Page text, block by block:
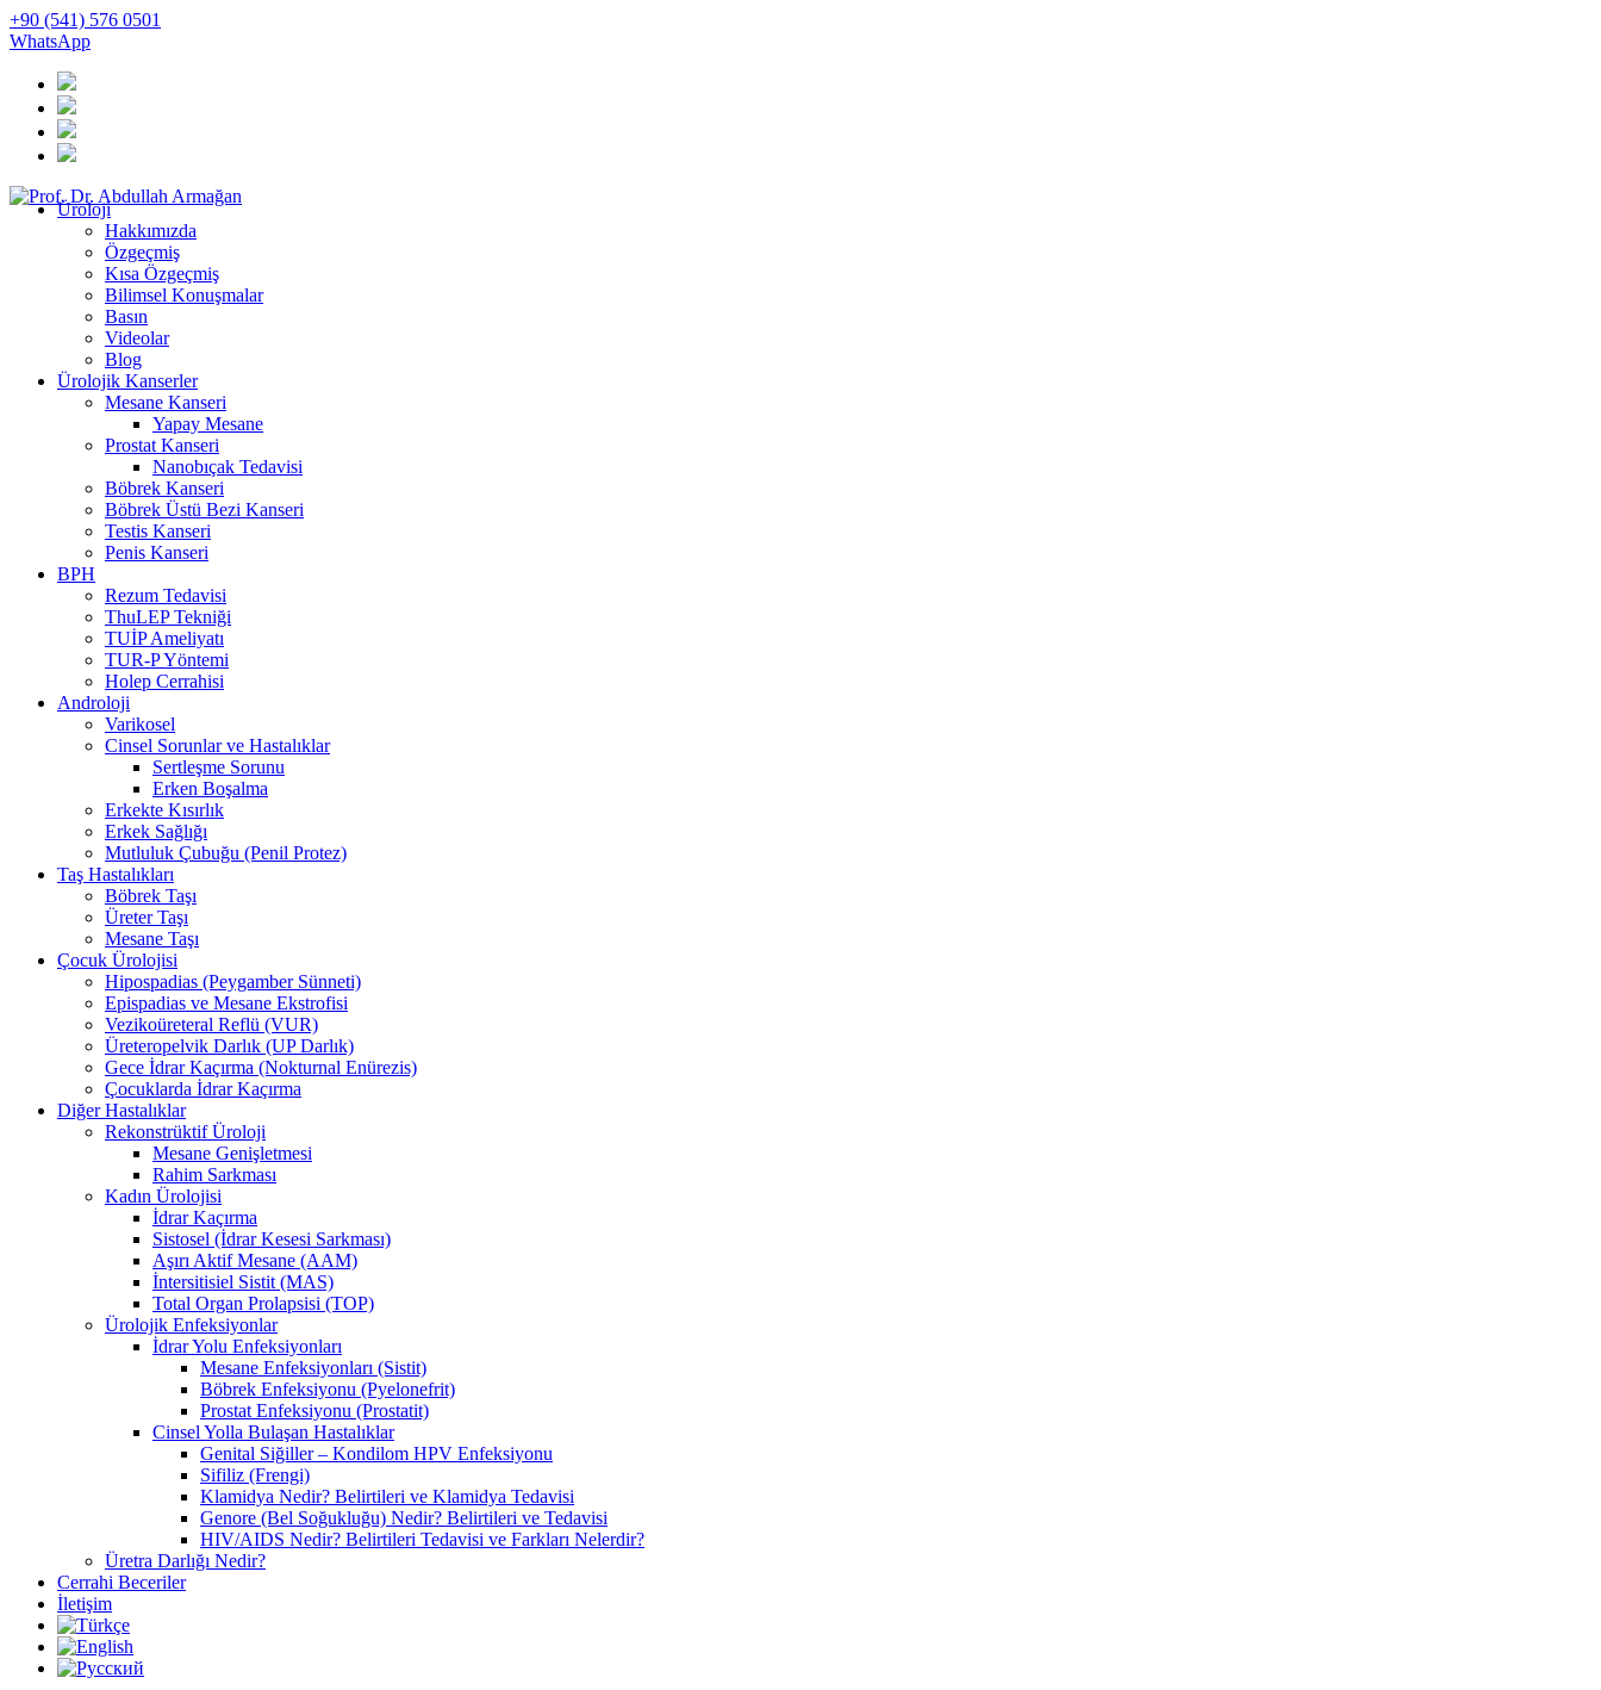
+90 (541) 576 0501
WhatsApp
Üroloji
Hakkımızda
Özgeçmiş
Kısa Özgeçmiş
Bilimsel Konuşmalar
Basın
Videolar
Blog
Ürolojik Kanserler
Mesane Kanseri
Yapay Mesane
Prostat Kanseri
Nanobıçak Tedavisi
Böbrek Kanseri
Böbrek Üstü Bezi Kanseri
Testis Kanseri
Penis Kanseri
BPH
Rezum Tedavisi
ThuLEP Tekniği
TUİP Ameliyatı
TUR-P Yöntemi
Holep Cerrahisi
Androloji
Varikosel
Cinsel Sorunlar ve Hastalıklar
Sertleşme Sorunu
Erken Boşalma
Erkekte Kısırlık
Erkek Sağlığı
Mutluluk Çubuğu (Penil Protez)
Taş Hastalıkları
Böbrek Taşı
Üreter Taşı
Mesane Taşı
Çocuk Ürolojisi
Hipospadias (Peygamber Sünneti)
Epispadias ve Mesane Ekstrofisi
Vezikoüreteral Reflü (VUR)
Üreteropelvik Darlık (UP Darlık)
Gece İdrar Kaçırma (Nokturnal Enürezis)
Çocuklarda İdrar Kaçırma
Diğer Hastalıklar
Rekonstrüktif Üroloji
Mesane Genişletmesi
Rahim Sarkması
Kadın Ürolojisi
İdrar Kaçırma
Sistosel (İdrar Kesesi Sarkması)
Aşırı Aktif Mesane (AAM)
İntersitisiel Sistit (MAS)
Total Organ Prolapsisi (TOP)
Ürolojik Enfeksiyonlar
İdrar Yolu Enfeksiyonları
Mesane Enfeksiyonları (Sistit)
Böbrek Enfeksiyonu (Pyelonefrit)
Prostat Enfeksiyonu (Prostatit)
Cinsel Yolla Bulaşan Hastalıklar
Genital Siğiller – Kondilom HPV Enfeksiyonu
Sifiliz (Frengi)
Klamidya Nedir? Belirtileri ve Klamidya Tedavisi
Genore (Bel Soğukluğu) Nedir? Belirtileri ve Tedavisi
HIV/AIDS Nedir? Belirtileri Tedavisi ve Farkları Nelerdir?
Üretra Darlığı Nedir?
Cerrahi Beceriler
İletişim